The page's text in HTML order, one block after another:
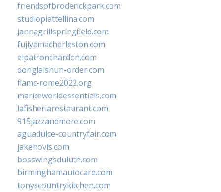
friendsofbroderickpark.com
studiopiattellina.com
jannagrillspringfield.com
fujiyamacharleston.com
elpatronchardon.com
donglaishun-order.com
fiamc-rome2022.org
mariceworldessentials.com
lafisheriarestaurant.com
915jazzandmore.com
aguadulce-countryfair.com
jakehovis.com
bosswingsduluth.com
birminghamautocare.com
tonyscountrykitchen.com